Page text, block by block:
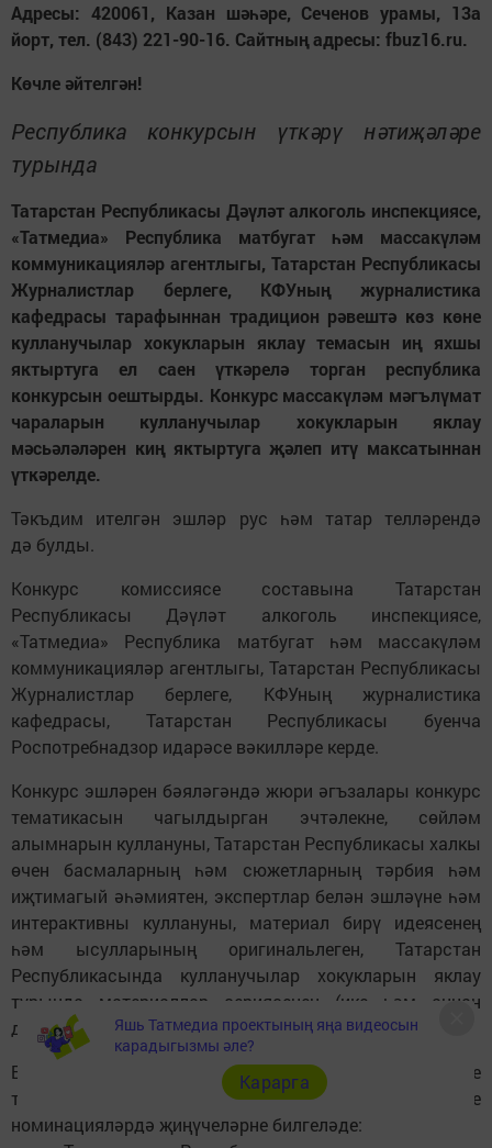
Адресы: 420061, Казан шәһәре, Сеченов урамы, 13а
йорт, тел. (843) 221-90-16. Сайтның адресы: fbuz16.ru.
Көчле әйтелгән!
Республика конкурсын үткәрү нәтиҗәләре
турында
Татарстан Республикасы Дәүләт алкоголь инспекциясе,
«Татмедиа» Республика матбугат һәм массакүләм
коммуникацияләр агентлыгы, Татарстан Республикасы
Журналистлар берлеге, КФУның журналистика
кафедрасы тарафыннан традицион рәвештә көз көне
кулланучылар хокукларын яклау темасын иң яхшы
яктыртуга ел саен үткәрелә торган республика
конкурсын оештырды. Конкурс массакүләм мәгълүмат
чараларын кулланучылар хокукларын яклау
мәсьәләләрен киң яктыртуга җәлеп итү максатыннан
үткәрелде.
Тәкъдим ителгән эшләр рус һәм татар телләрендә
дә булды.
Конкурс комиссиясе составына Татарстан
Республикасы Дәүләт алкоголь инспекциясе,
«Татмедиа» Республика матбугат һәм массакүләм
коммуникацияләр агентлыгы, Татарстан Республикасы
Журналистлар берлеге, КФУның журналистика
кафедрасы, Татарстан Республикасы буенча
Роспотребнадзор идарәсе вәкилләре керде.
Конкурс эшләрен бәяләгәндә жюри әгъзалары конкурс
тематикасын чагылдырган эчтәлекне, сөйләм
алымнарын куллануны, Татарстан Республикасы халкы
өчен басмаларның һәм сюжетларның тәрбия һәм
иҗтимагый әһәмиятен, экспертлар белән эшләүне һәм
интерактивны куллануны, материал бирү идеясенең
һәм ысулларының оригинальлеген, Татарстан
Республикасында кулланучылар хокукларын яклау
турында материаллар сериясенең (ике һәм аннан
да күбрәк) булуын исәпкә алды.
Бу критерийлар нигезендә, конкурс комиссиясе
тәкъдим ителгән эшләрне бәяләде һәм түбәндәге
номинацияләрдә җиңүчеләрне билгеләде:
Яшь Татмедиа проектының яңа видеосын
карадыгызмы әле?
Карарга